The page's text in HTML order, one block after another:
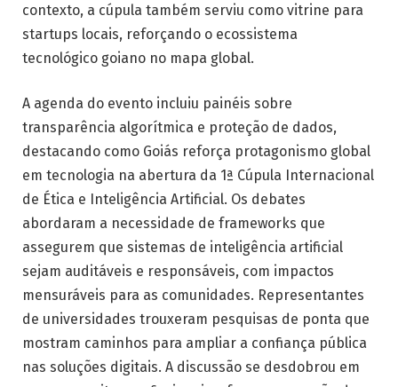
contexto, a cúpula também serviu como vitrine para
startups locais, reforçando o ecossistema
tecnológico goiano no mapa global.
A agenda do evento incluiu painéis sobre
transparência algorítmica e proteção de dados,
destacando como Goiás reforça protagonismo global
em tecnologia na abertura da 1ª Cúpula Internacional
de Ética e Inteligência Artificial. Os debates
abordaram a necessidade de frameworks que
assegurem que sistemas de inteligência artificial
sejam auditáveis e responsáveis, com impactos
mensuráveis para as comunidades. Representantes
de universidades trouxeram pesquisas de ponta que
mostram caminhos para ampliar a confiança pública
nas soluções digitais. A discussão se desdobrou em